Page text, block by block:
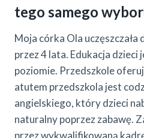
tego samego
Moja córka Ola uczęszczała
przez 4 lata. Edukacja dzieci
poziomie. Przedszkole
atutem przedszkola jest
angielskiego, który dzieci
naturalny poprzez zabawę.
przez wykwalifikowaną